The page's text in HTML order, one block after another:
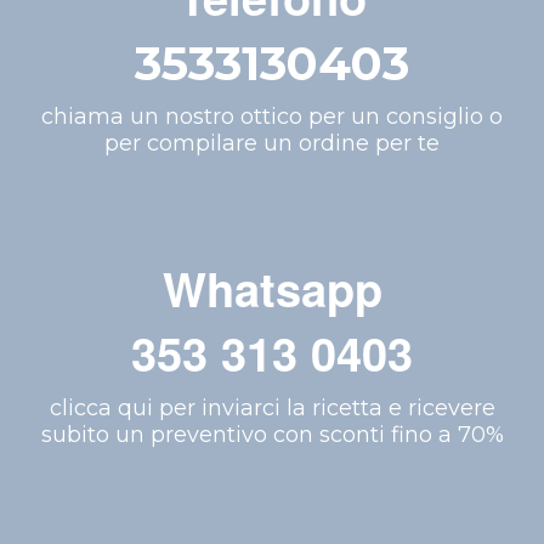
3533130403
chiama un nostro ottico per un consiglio o
per compilare un ordine per te
Whatsapp
353 313 0403
clicca qui per inviarci la ricetta e ricevere
subito un preventivo con sconti fino a 70%